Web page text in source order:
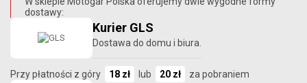
dostawy:
Kurier GLS
Dostawa do domu i biura.
Przy płatności z góry 18 zł lub 20 zł za pobraniem